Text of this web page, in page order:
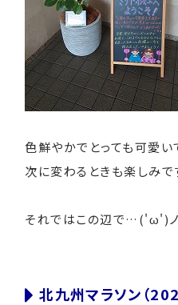
色鮮やかでとっても可愛
次に変わるときも楽しみ
それではこの辺で…('ω')ノ
北九州マラソン（